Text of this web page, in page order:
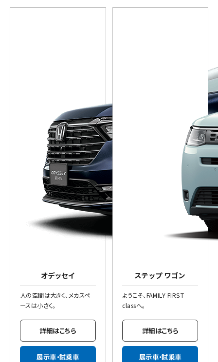
オデッセイ
人の空間は大きく、メカスペ
ースは小さく。
詳細はこちら
展示車・試乗車
ステップ ワゴン
ようこそ、FAMILY FIRST
classへ。
詳細はこちら
展示車・試乗車